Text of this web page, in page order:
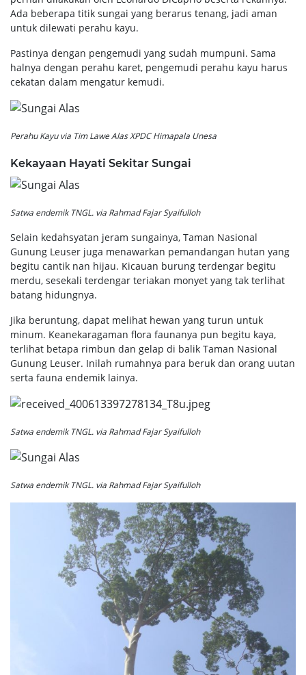
Ada beberapa titik sungai yang berarus tenang, jadi aman
untuk dilewati perahu kayu.
Pastinya dengan pengemudi yang sudah mumpuni. Sama
halnya dengan perahu karet, pengemudi perahu kayu harus
cekatan dalam mengatur kemudi.
Perahu Kayu via Tim Lawe Alas XPDC Himapala Unesa
Kekayaan Hayati Sekitar Sungai
Satwa endemik TNGL. via Rahmad Fajar Syaifulloh
Selain kedahsyatan jeram sungainya, Taman Nasional
Gunung Leuser juga menawarkan pemandangan hutan yang
begitu cantik nan hijau. Kicauan burung terdengar begitu
merdu, sesekali terdengar teriakan monyet yang tak terlihat
batang hidungnya.
Jika beruntung, dapat melihat hewan yang turun untuk
minum. Keanekaragaman flora faunanya pun begitu kaya,
terlihat betapa rimbun dan gelap di balik Taman Nasional
Gunung Leuser. Inilah rumahnya para beruk dan orang uutan
serta fauna endemik lainya.
Satwa endemik TNGL. via Rahmad Fajar Syaifulloh
Satwa endemik TNGL. via Rahmad Fajar Syaifulloh